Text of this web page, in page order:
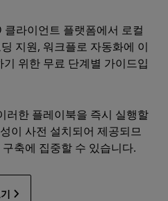
라이언트 플랫폼에서 로컬
지원, 워크플로 자동화에 이
위한 무료 단계별 가이드입
러한 플레이북을 즉시 실행할
이 사전 설치되어 제공되므
축에 집중할 수 있습니다.